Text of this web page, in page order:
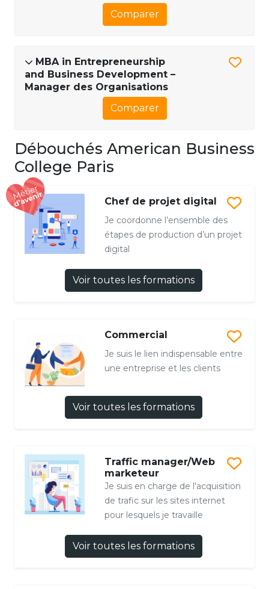
Comparer
MBA in Entrepreneurship
and Business Development –
Manager des Organisations
Comparer
Débouchés American Business
College Paris
Chef de projet digital
Je coordonne l’ensemble des
étapes de production d’un projet
digital
Voir toutes les formations
Commercial
Je suis le lien indispensable entre
une entreprise et les clients
Voir toutes les formations
Traffic manager/Web
marketeur
Je suis en charge de l'acquisition
de trafic sur les sites internet
pour lesquels je travaille
Voir toutes les formations